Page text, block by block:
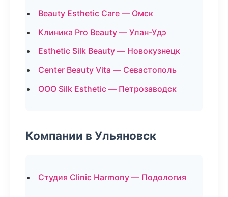
Beauty Esthetic Care — Омск
Клиника Pro Beauty — Улан-Удэ
Esthetic Silk Beauty — Новокузнецк
Center Beauty Vita — Севастополь
ООО Silk Esthetic — Петрозаводск
Компании в Ульяновск
Студия Clinic Harmony — Подология